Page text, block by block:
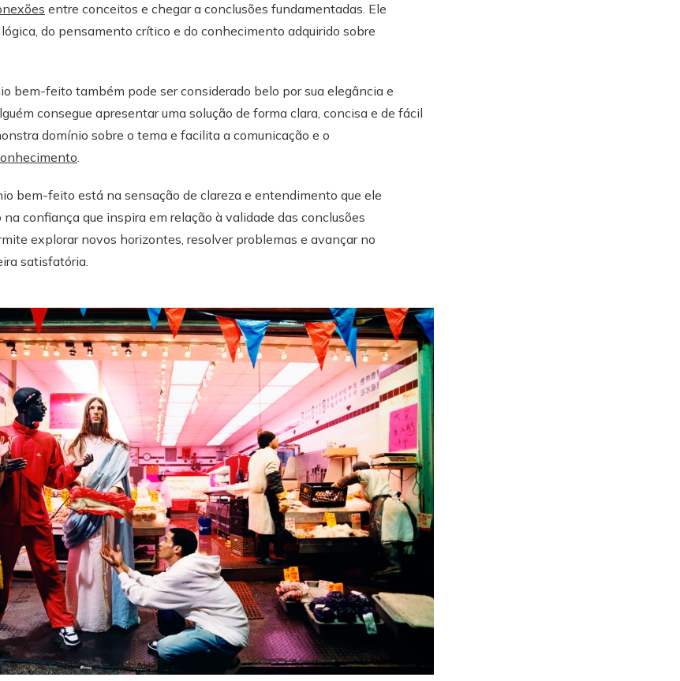
entre conceitos e chegar a conclusões fundamentadas. Ele
do pensamento crítico e do conhecimento adquirido sobre
bem-feito também pode ser considerado belo por sua elegância e
consegue apresentar uma solução de forma clara, concisa e de fácil
domínio sobre o tema e facilita a comunicação e o
.
bem-feito está na sensação de clareza e entendimento que ele
confiança que inspira em relação à validade das conclusões
explorar novos horizontes, resolver problemas e avançar no
satisfatória.